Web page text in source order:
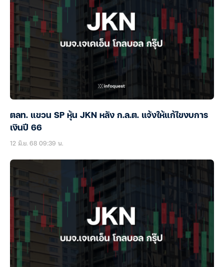
ตลท. แขวน SP หุ้น JKN หลัง ก.ล.ต. แจ้งให้แก้ไขงบการ
เงินปี 66
12 มิ.ย. 68 09:39 น.